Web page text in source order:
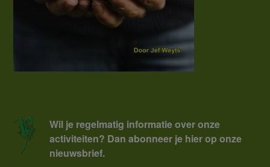
Wil je regelmatig informatie over onze
activiteiten? Dan abonneer je hier op onze
nieuwsbrief.